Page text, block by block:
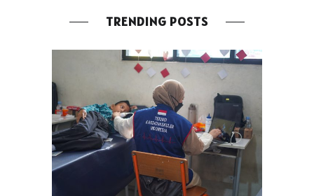
TRENDING POSTS